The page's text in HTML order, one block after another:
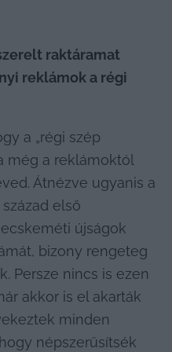
raktáramat
reklámok a régi
a „régi szép
még a reklámoktól
Átnézve ugyanis a
század első
újságok
bizony rengeteg
Persze nincs is ezen
akkor is el akarták
minden
népszerűsítsék